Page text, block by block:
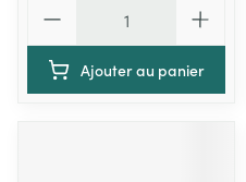
Ajouter au panier